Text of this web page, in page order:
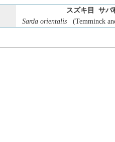
スズキ目 サバ
Sarda orientalis
(Temminck